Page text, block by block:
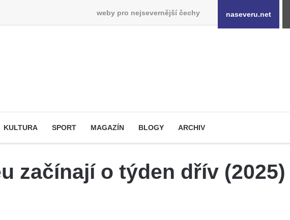
weby pro nejsevernější čechy naseveru.net
KULTURA SPORT MAGAZÍN BLOGY ARCHIV
začínají o týden dřív (2025)